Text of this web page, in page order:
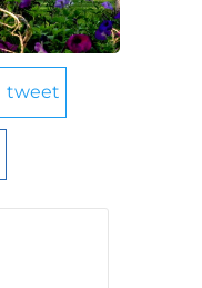
tweet